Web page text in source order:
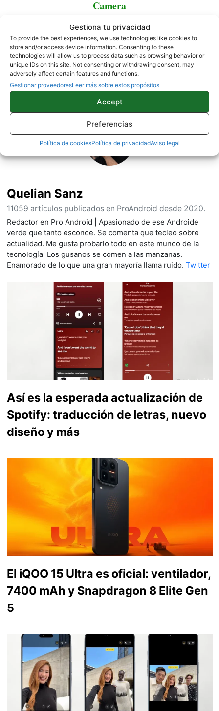
Gestiona tu privacidad
To provide the best experiences, we use technologies like cookies to
store and/or access device information. Consenting to these
technologies will allow us to process data such as browsing behavior or
unique IDs on this site. Not consenting or withdrawing consent, may
adversely affect certain features and functions.
Gestionar proveedoresLeer más sobre estos propósitos
Accept
Preferencias
Política de cookiesPolítica de privacidadAviso legal
Camera
NOTICIAS
Sobre este autor
Quelian Sanz
11059 artículos publicados en ProAndroid desde 2020.
Redactor en Pro Android | Apasionado de ese Androide
verde que tanto esconde. Se comenta que tecleo sobre
actualidad. Me gusta probarlo todo en este mundo de la
tecnología. Los gusanos se comen a las manzanas.
Enamorado de lo que una gran mayoría llama ruido. Twitter
Así es la esperada actualización de
Spotify: traducción de letras, nuevo
diseño y más
El iQOO 15 Ultra es oficial: ventilador,
7400 mAh y Snapdragon 8 Elite Gen
5